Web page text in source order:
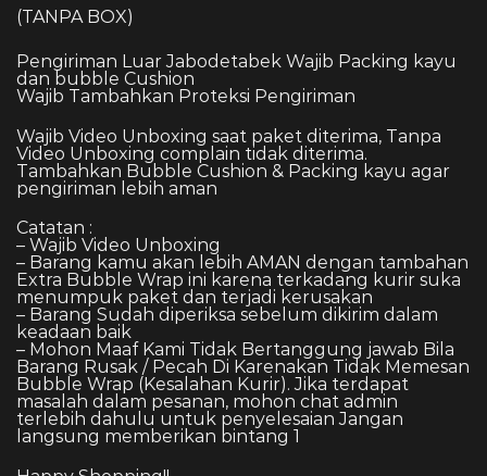
(TANPA BOX)
Pengiriman Luar Jabodetabek Wajib Packing kayu
dan bubble Cushion
Wajib Tambahkan Proteksi Pengiriman
Wajib Video Unboxing saat paket diterima, Tanpa
Video Unboxing complain tidak diterima.
Tambahkan Bubble Cushion & Packing kayu agar
pengiriman lebih aman
Catatan :
– Wajib Video Unboxing
– Barang kamu akan lebih AMAN dengan tambahan
Extra Bubble Wrap ini karena terkadang kurir suka
menumpuk paket dan terjadi kerusakan
– Barang Sudah diperiksa sebelum dikirim dalam
keadaan baik
– Mohon Maaf Kami Tidak Bertanggung jawab Bila
Barang Rusak / Pecah Di Karenakan Tidak Memesan
Bubble Wrap (Kesalahan Kurir). Jika terdapat
masalah dalam pesanan, mohon chat admin
terlebih dahulu untuk penyelesaian Jangan
langsung memberikan bintang 1